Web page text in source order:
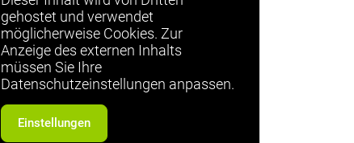
gehostet und verwendet
möglicherweise Cookies. Zur
Anzeige des externen Inhalts
müssen Sie Ihre
Datenschutzeinstellungen anpassen.
Einstellungen